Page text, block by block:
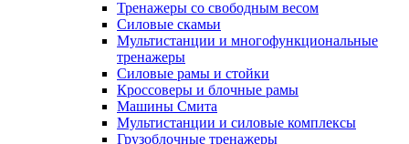
Тренажеры со свободным весом
Силовые скамьи
Мультистанции и многофункциональные
тренажеры
Силовые рамы и стойки
Кроссоверы и блочные рамы
Машины Смита
Мультистанции и силовые комплексы
Грузоблочные тренажеры